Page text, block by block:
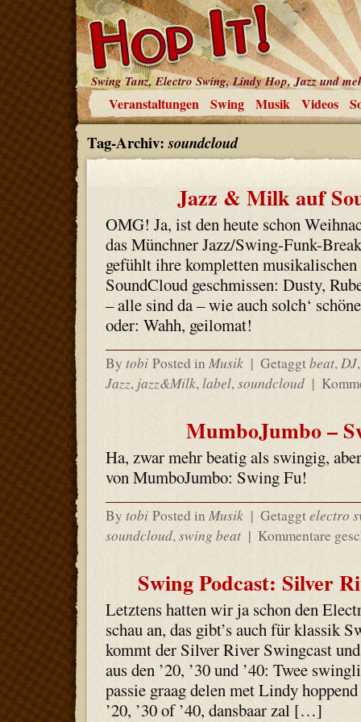
Swing Tanz, Electro Swing, Lindy Hop, Jazz und
Veranstaltungen Swing Musik Videos
Tag-Archiv:soundcloud
Jazz & Milk auf
OMG! Ja, ist den heute schon
das Münchner Jazz/Swing-Funk-
gefühlt ihre kompletten musikalischen
SoundCloud geschmissen: Dusty,
– alle sind da – wie auch solch‘
oder: Wahh, geilomat!
By tobi Posted in Musik | Getaggtbeat,DJ
Jazz, jazz&Milk,label,soundcloud |
MumboJumbo –
Ha, zwar mehr beatig als swingig,
von MumboJumbo: Swing Fu!
By tobi Posted in Musik | Getaggtelectro
soundcloud,swing beat | Kommentare
Swing Podcast: Silver
Letztens hatten wir ja schon den
schau an, das gibt’s auch für klassik
kommt der Silver River Swingcast
aus den ’20, ’30 und ’40: Twee
passie graag delen met Lindy
’20, ’30 of ’40, dansbaar zal […]